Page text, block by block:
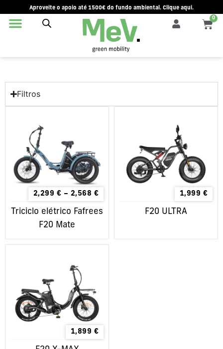
Aproveite o apoio até 1500€ do fundo ambiental. Clique aqui.
0
Filtros
2,299 € – 2,568 €
Triciclo elétrico Fafrees
F20 Mate
1,999 €
F20 ULTRA
1,899 €